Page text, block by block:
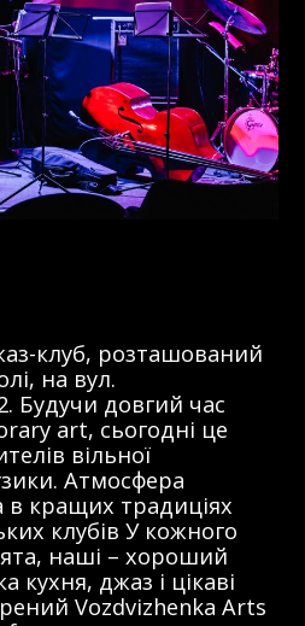
клуб, розташований
на вул.
Будучи довгий час
art, сьогодні це
вільної
Атмосфера
в кращих традиціях
клубів У кожного
наші – хороший
кухня, джаз і цікаві
Vozdvizhenka Arts